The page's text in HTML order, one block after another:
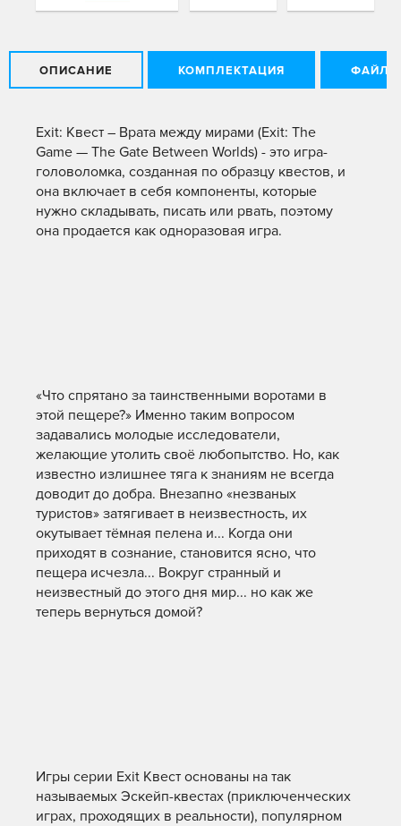
ОПИСАНИЕ КОМПЛЕКТАЦИЯ ФАЙЛЫ
Exit: Квест – Врата между мирами (Exit: The
Game — The Gate Between Worlds) - это игра-
головоломка, созданная по образцу квестов, и
она включает в себя компоненты, которые
нужно складывать, писать или рвать, поэтому
она продается как одноразовая игра.
«Что спрятано за таинственными воротами в
этой пещере?» Именно таким вопросом
задавались молодые исследователи,
желающие утолить своё любопытство. Но, как
известно излишнее тяга к знаниям не всегда
доводит до добра. Внезапно «незваных
туристов» затягивает в неизвестность, их
окутывает тёмная пелена и... Когда они
приходят в сознание, становится ясно, что
пещера исчезла... Вокруг странный и
неизвестный до этого дня мир... но как же
теперь вернуться домой?
Игры серии Exit Квест основаны на так
называемых Эскейп-квестах (приключенческих
играх, проходящих в реальности), популярном